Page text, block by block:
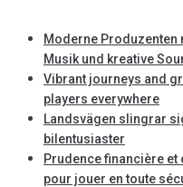
Moderne
Musik und kreative
Vibrant journeys and
players everywhere
Landsvägen slingrar
bilentusiaster
Prudence financière
pour jouer en toute